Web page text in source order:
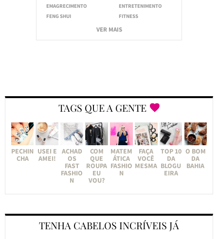
EMAGRECIMENTO
ENTRETENIMENTO
FENG SHUI
FITNESS
VER MAIS
TAGS QUE A GENTE
PECHIN
CHA
USEI E
AMEI!
ACHAD
OS
FAST
FASHIO
N
COM
QUE
ROUPA
EU
VOU?
MATEM
ÁTICA
FASHIO
N
FAÇA
VOCÊ
MESMA
TOP 10
DA
BLOGU
EIRA
O BOM
DA
BAHIA
TENHA CABELOS INCRÍVEIS JÁ